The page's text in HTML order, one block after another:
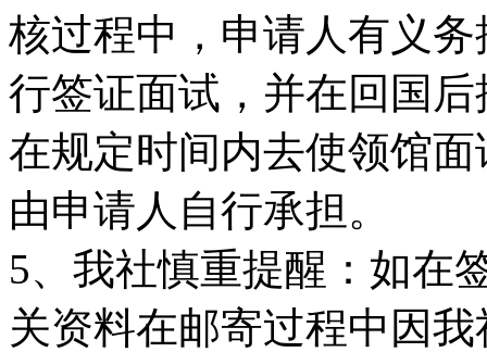
核过程中，申请人有义
行签证面试，并在回国
在规定时间内去使领馆
由申请人自行承担。
5、我社慎重提醒：如在
关资料在邮寄过程中因